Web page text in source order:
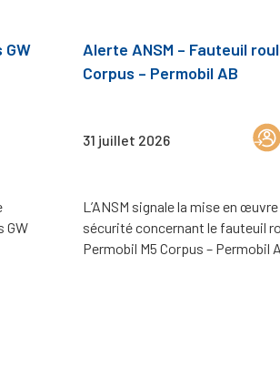
GW
Alerte ANSM – Fauteuil
Corpus – Permobil AB
31 juillet 2026
L’ANSM signale la mise en
sécurité concernant le fauteuil
Permobil M5 Corpus – Permobil